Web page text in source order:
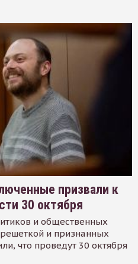
призвали к
30 октября
и общественных
и признанных
что проведут 30 октября